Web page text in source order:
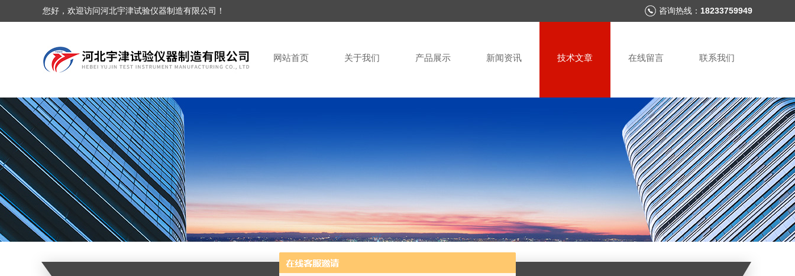
您好，欢迎访问河北宇津试验仪器制造有限公司！ 咨询热线： 18233759949
网站首页 关于我们 产品展示 新闻资讯 技术文章 在线留言 联系我们